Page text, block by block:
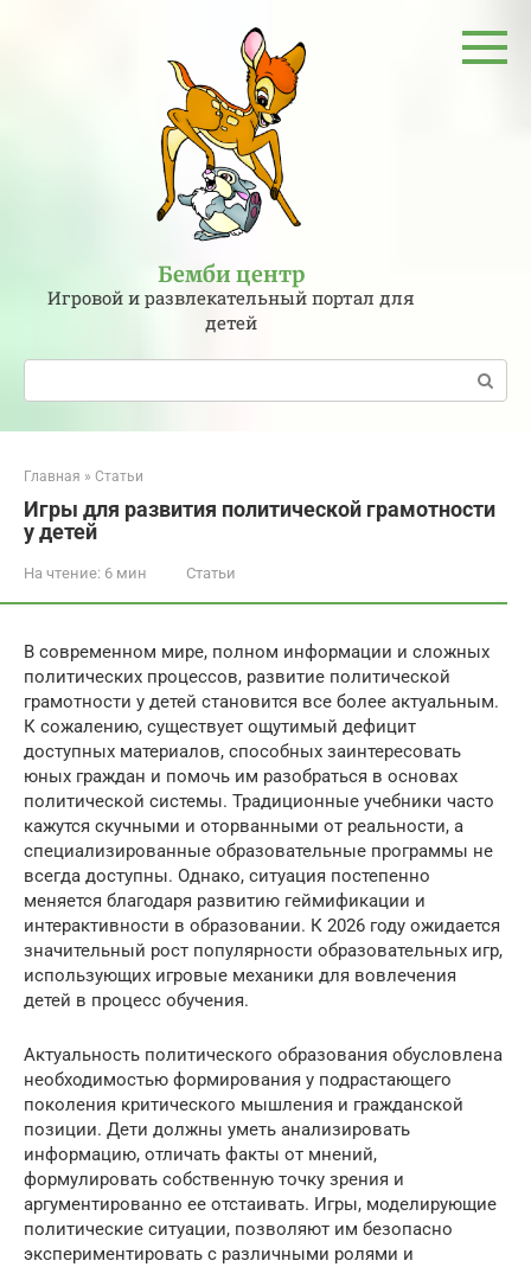
Бемби центр
Игровой и развлекательный портал для
детей
Поиск:
Главная » Статьи
Игры для развития политической грамотности
у детей
На чтение: 6 мин Статьи
В современном мире, полном информации и сложных
политических процессов, развитие политической
грамотности у детей становится все более актуальным.
К сожалению, существует ощутимый дефицит
доступных материалов, способных заинтересовать
юных граждан и помочь им разобраться в основах
политической системы. Традиционные учебники часто
кажутся скучными и оторванными от реальности, а
специализированные образовательные программы не
всегда доступны. Однако, ситуация постепенно
меняется благодаря развитию геймификации и
интерактивности в образовании. К 2026 году ожидается
значительный рост популярности образовательных игр,
использующих игровые механики для вовлечения
детей в процесс обучения.
Актуальность политического образования обусловлена
необходимостью формирования у подрастающего
поколения критического мышления и гражданской
позиции. Дети должны уметь анализировать
информацию, отличать факты от мнений,
формулировать собственную точку зрения и
аргументированно ее отстаивать. Игры, моделирующие
политические ситуации, позволяют им безопасно
экспериментировать с различными ролями и